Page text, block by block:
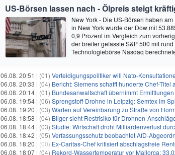
US-Börsen lassen nach - Ölpreis steigt
New York - Die US-Börsen haben
in New York wurde der Dow mit
0,9 Prozent im Vergleich zum
der breiter gefasste S&P 500 mit
Technologiebörse Nasdaq
06.08. 20:51 | (01) Verteidigungspolitiker will Nato-
06.08. 20:33 | (04) Bericht: Siemens schafft hunderte Chef-Titel
06.08. 20:14 | (01) Bundesanwaltschaft übernimmt
06.08. 19:54 | (06) Sprengstoff-Drohne in Leipzig: Semtex im
06.08. 19:20 | (03) Warten auf Vereinbarung zu Straße von
06.08. 18:58 | (04) Bilger sieht Restrisiko für Drohnen-
06.08. 18:44 | (03) Studie: Wirtschaft droht Milliardenverlust
06.08. 18:42 | (05) Verfassungsschutz beobachtet AfD-
06.08. 18:20 | (00) Ex-Caritas-Chef kritisiert abschlagsfreie
06.08. 18:07 | (04) Rekord-Wassertemperatur vor Mallorca: